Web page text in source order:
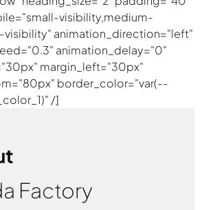
visibility,medium-
visibility" animation_direction="left"
animation_delay="0"
margin_left="30px"
border_color="var(--
/]
Factory